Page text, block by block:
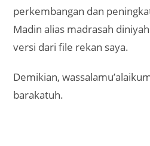
perkembangan dan
Madin alias madrasah
versi dari file rekan saya.
Demikian,
barakatuh.